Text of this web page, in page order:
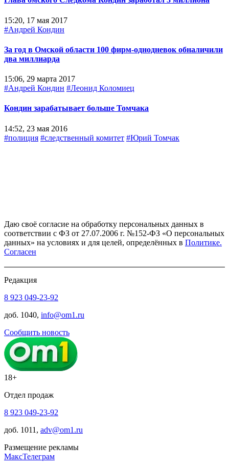
15:20, 17 мая 2017
#Андрей Кондин
За год в Омской области 100 фирм-однодневок обналичили
два миллиарда
15:06, 29 марта 2017
#Андрей Кондин #Леонид Коломиец
Кондин зарабатывает больше Томчака
14:52, 23 мая 2016
#полиция #следственный комитет #Юрий Томчак
Даю своё согласие на обработку персональных данных в
соответствии с ФЗ от 27.07.2006 г. №152-ФЗ «О персональных
данных» на условиях и для целей, определённых в Политике.
Согласен
Редакция
8 923 049-23-92
доб. 1040, info@om1.ru
Сообщить новость
18+
Отдел продаж
8 923 049-23-92
доб. 1011, adv@om1.ru
Размещение рекламы
МаксТелеграм